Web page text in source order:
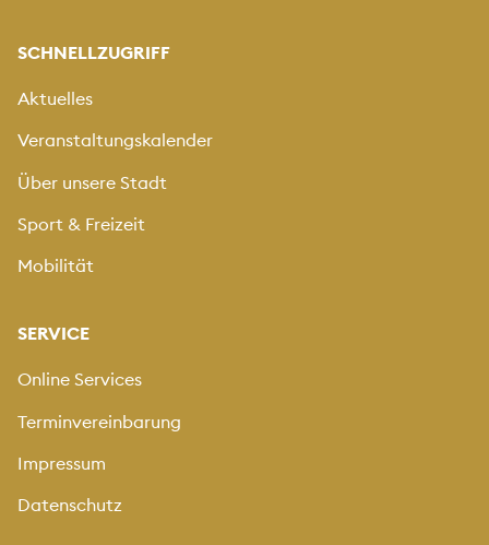
SCHNELLZUGRIFF
Aktuelles
Veranstaltungskalender
Über unsere Stadt
Sport & Freizeit
Mobilität
SERVICE
Online Services
Terminvereinbarung
Impressum
Datenschutz